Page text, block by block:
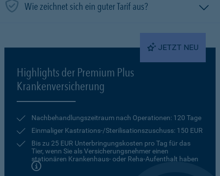
Wie zeichnet sich ein guter Tarif aus?
JETZT NEU
Highlights der Premium Plus
Krankenversicherung
Nachbehandlungszeitraum nach Operationen: 120 Tage
Einmaliger Kastrations-/Sterilisationszuschuss: 150 EUR
Bis zu 25 EUR Unterbringungskosten pro Tag für das
Tier, wenn Sie als Versicherungsnehmer einen
stationären Krankenhaus- oder Reha-Aufenthalt haben